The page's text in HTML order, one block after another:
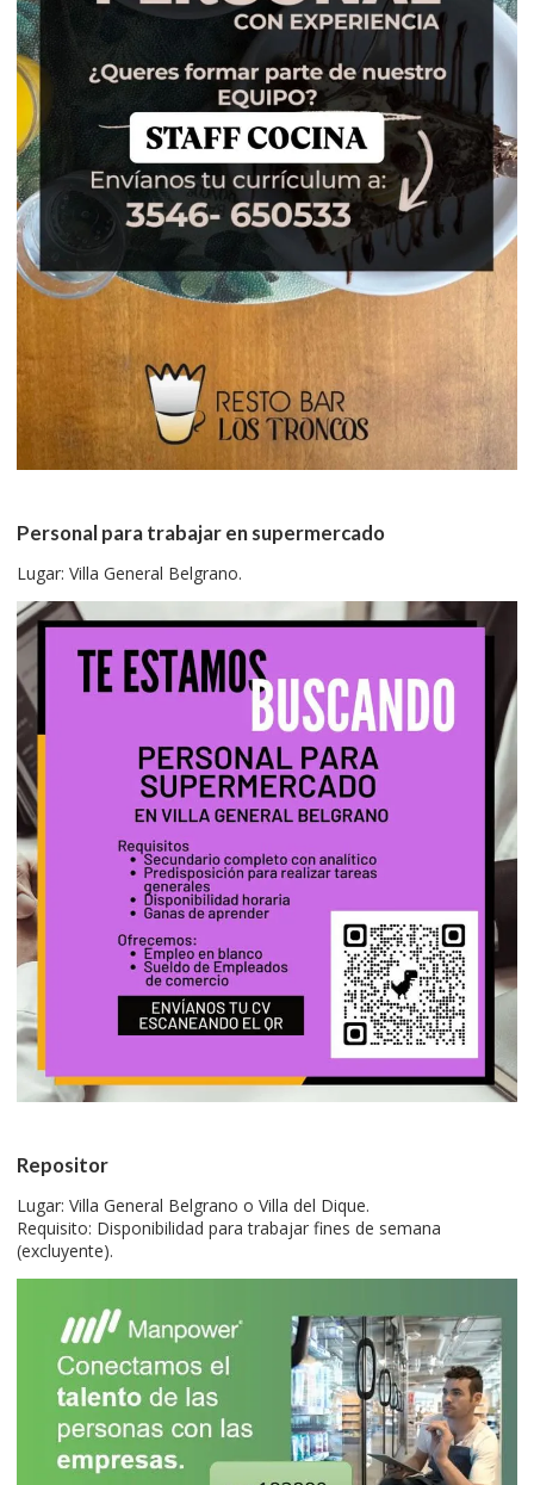
Personal para trabajar en supermercado
Lugar: Villa General Belgrano.
Repositor
Lugar: Villa General Belgrano o Villa del Dique.
Requisito: Disponibilidad para trabajar fines de semana
(excluyente).